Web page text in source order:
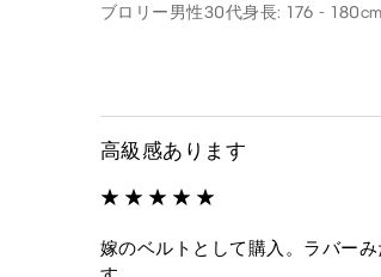
ブロリー男性30代身長: 176 - 180cm
高級感あります
嫁のベルトとして購入。ラバー